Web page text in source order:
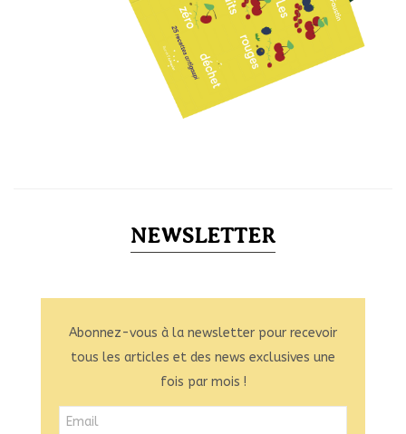
NEWSLETTER
Abonnez-vous à la newsletter pour recevoir
tous les articles et des news exclusives une
fois par mois !